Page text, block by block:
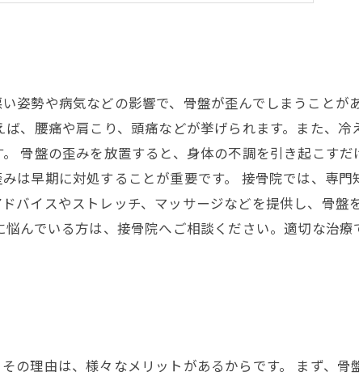
姿勢や病気などの影響で、骨盤が歪んでしまうことが
、腰痛や肩こり、頭痛などが挙げられます。また、
骨盤の歪みを放置すると、身体の不調を引き起こす
は早期に対処することが重要です。 接骨院では、専
バイスやストレッチ、マッサージなどを提供し、骨盤
んでいる方は、接骨院へご相談ください。適切な治
の理由は、様々なメリットがあるからです。 まず、